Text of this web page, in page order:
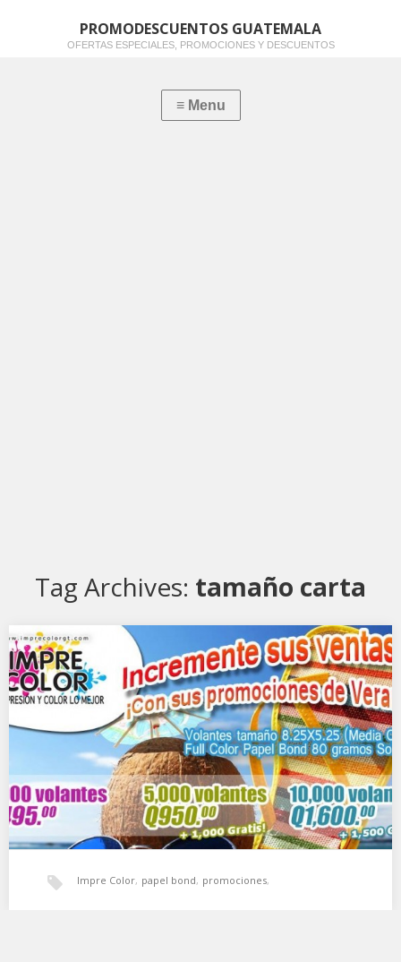
PROMODESCUENTOS GUATEMALA
OFERTAS ESPECIALES, PROMOCIONES Y DESCUENTOS
Tag Archives: tamaño carta
Impre Color, papel bond, promociones,